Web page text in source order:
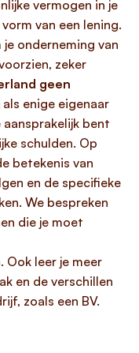
vermogen in je
van een lening.
onderneming van
zeker
geen
als enige eigenaar
bent
schulden. Op
betekenis van
en de specifieke
We bespreken
die je moet
Ook leer je meer
en de verschillen
zoals een BV.